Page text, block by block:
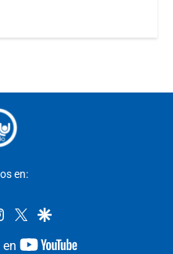
en:
instagram
twittergoogle
youtube-